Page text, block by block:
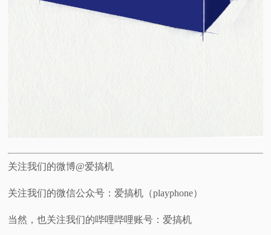
关注我们的微博@爱搞机
关注我们的微信公众号：爱搞机（playphone）
当然，也关注我们的哔哩哔哩账号：爱搞机